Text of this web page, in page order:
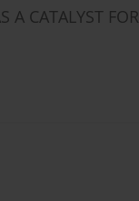
A CATALYST FOR